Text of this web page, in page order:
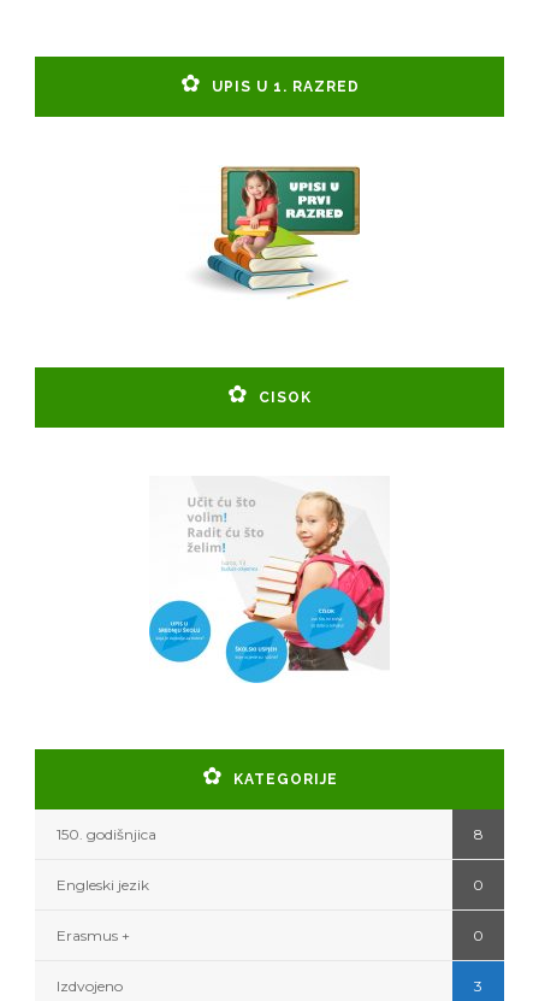
UPIS U 1. RAZRED
CISOK
KATEGORIJE
150. godišnjica 8
Engleski jezik 0
Erasmus + 0
Izdvojeno 3